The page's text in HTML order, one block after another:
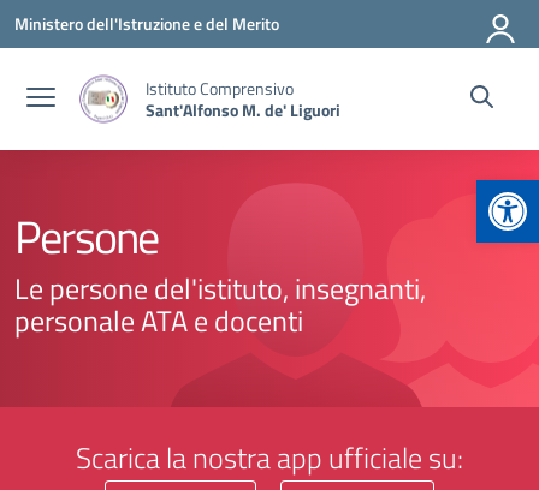
Vai ai contenuti
Vai al menu di navigazione
Vai al footer
Ministero dell'Istruzione e del Merito
Istituto Comprensivo
Sant'Alfonso M. de' Liguori
Persone
Le persone del'istituto, insegnanti,
personale ATA e docenti
Scarica la nostra app ufficiale su: